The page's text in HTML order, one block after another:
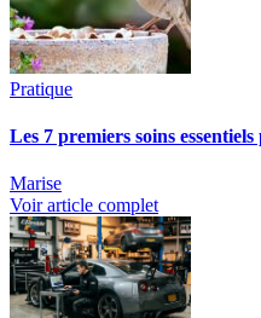
Pratique
Les 7 premiers soins
Marise
Voir article complet